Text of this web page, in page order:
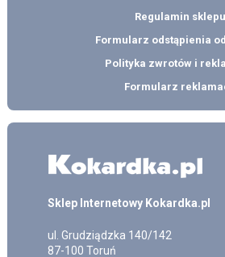
Regulamin sklepu
Formularz odstąpienia
Polityka zwrotów i
Formularz
Sklep Internetowy Kokardka.pl
ul. Grudziądzka 140/142
87-100 Toruń